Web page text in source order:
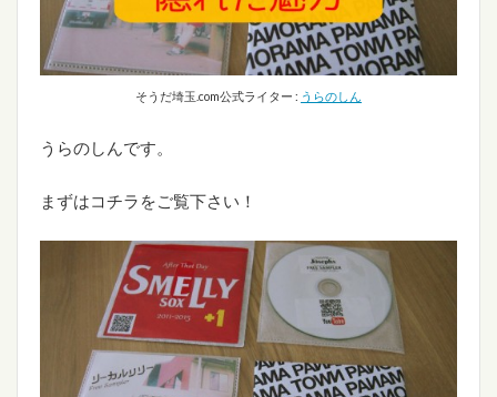
そうだ埼玉.com公式ライター : うらのしん
うらのしんです。
まずはコチラをご覧下さい！